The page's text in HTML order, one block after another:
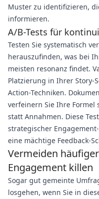
Muster zu identifizieren,
informieren.
A/B-Tests für
Testen Sie systematisch
herauszufinden, was bei
meisten resonanz findet.
Platzierung in Ihrer Story-
Action-Techniken.
verfeinern Sie Ihre Formel
statt Annahmen. Diese
strategischer
eine mächtige Feedback-
Vermeiden
Engagement killen
Sogar gut gemeinte
losgehen, wenn Sie in